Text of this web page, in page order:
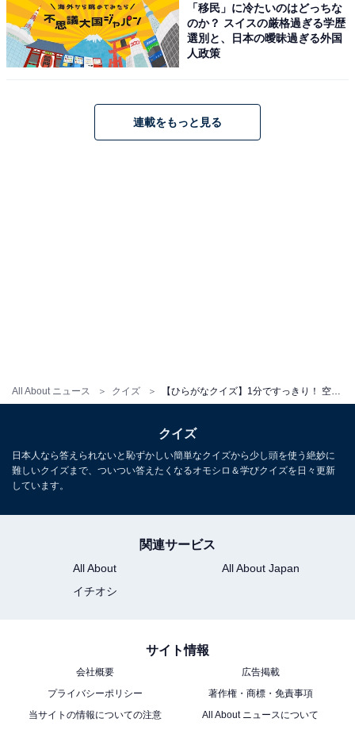
All About ニュース クイズ
「移民」に冷たいのはどっちな
のか？ スイスの厳格過ぎる学歴
選別と、日本の曖昧過ぎる外国
人政策
連載をもっと見る
クイズ
日本人なら答えられないと恥ずかしい簡単なクイズから少し頭を使う絶妙に
難しいクイズまで、ついつい答えたくなるオモシロ＆学びクイズを日々更新
しています。
関連サービス
All About
All About Japan
イチオシ
サイト情報
会社概要
広告掲載
プライバシーポリシー
著作権・商標・免責事項
当サイトの情報についての注意
All About ニュースについて